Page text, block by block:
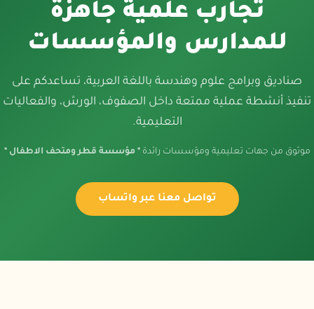
تجارب علمية جاهزة
للمدارس والمؤسسات
صناديق وبرامج علوم وهندسة باللغة العربية، تساعدكم على
تنفيذ أنشطة عملية ممتعة داخل الصفوف، الورش، والفعاليات
التعليمية.
موثوق من جهات تعليمية ومؤسسات رائدة* مؤسسة قطر ومتحف الاطفال *
تواصل معنا عبر واتساب